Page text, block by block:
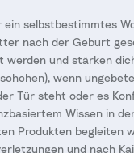
selbstbestimmtes
nach der Geburt
und stärken
wenn
Tür steht oder es
Wissen in
Produkten begleiten
und nach